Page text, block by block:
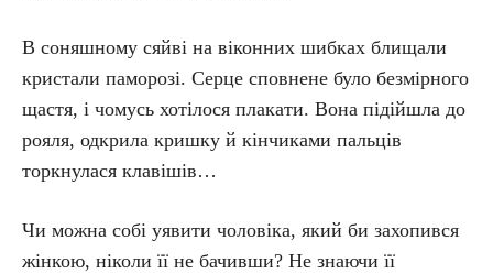
В соняшному сяйві на віконних шибках блищали
кристали паморозі. Серце сповнене було безмірного
щастя, і чомусь хотілося плакати. Вона підійшла до
рояля, одкрила кришку й кінчиками пальців
торкнулася клавішів…
Чи можна собі уявити чоловіка, який би захопився
жінкою, ніколи її не бачивши? Не знаючи її